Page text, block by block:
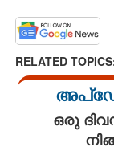
RELATED
ഒരു